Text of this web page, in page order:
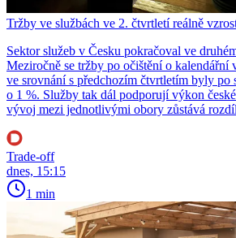
Tržby ve službách ve 2. čtvrtletí reálně
Sektor služeb v Česku pokračoval ve
Meziročně se tržby po očištění o
ve srovnání s předchozím čtvrtletím byly po
o 1 %. Služby tak dál podporují výkon
vývoj mezi jednotlivými obory zůstává
Trade-off
dnes, 15:15
1 min